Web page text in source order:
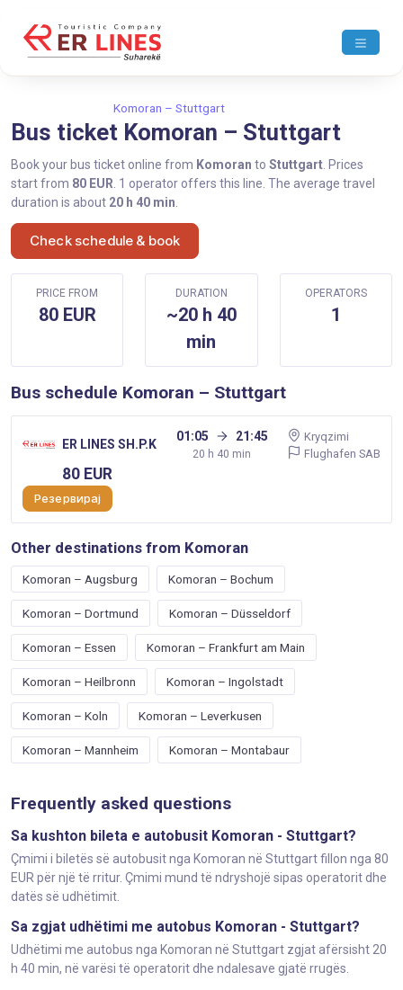
Komoran – Stuttgart
Bus ticket Komoran – Stuttgart
Book your bus ticket online from Komoran to Stuttgart . Prices
start from 80 EUR . 1 operator offers this line. The average travel
duration is about 20 h 40 min
Check schedule & book
PRICE FROM
80 EUR
DURATION
~20 h 40
min
OPERATORS
1
Bus schedule Komoran – Stuttgart
ER LINES SH.P.K
01:05 21:45
20 h 40 min
Kryqzimi
Flughafen SAB
80 EUR
Резервирај
Other destinations from Komoran
Komoran – Augsburg Komoran – Bochum
Komoran – Dortmund Komoran – Düsseldorf
Komoran – Essen Komoran – Frankfurt am Main
Komoran – Heilbronn Komoran – Ingolstadt
Komoran – Koln Komoran – Leverkusen
Komoran – Mannheim Komoran – Montabaur
Frequently asked questions
Sa kushton bileta e autobusit Komoran - Stuttgart?
Çmimi i biletës së autobusit nga Komoran në Stuttgart fillon nga 80
EUR për një të rritur. Çmimi mund të ndryshojë sipas operatorit dhe
datës së udhëtimit.
Sa zgjat udhëtimi me autobus Komoran - Stuttgart?
Udhëtimi me autobus nga Komoran në Stuttgart zgjat afërsisht 20
h 40 min, në varësi të operatorit dhe ndalesave gjatë rrugës.